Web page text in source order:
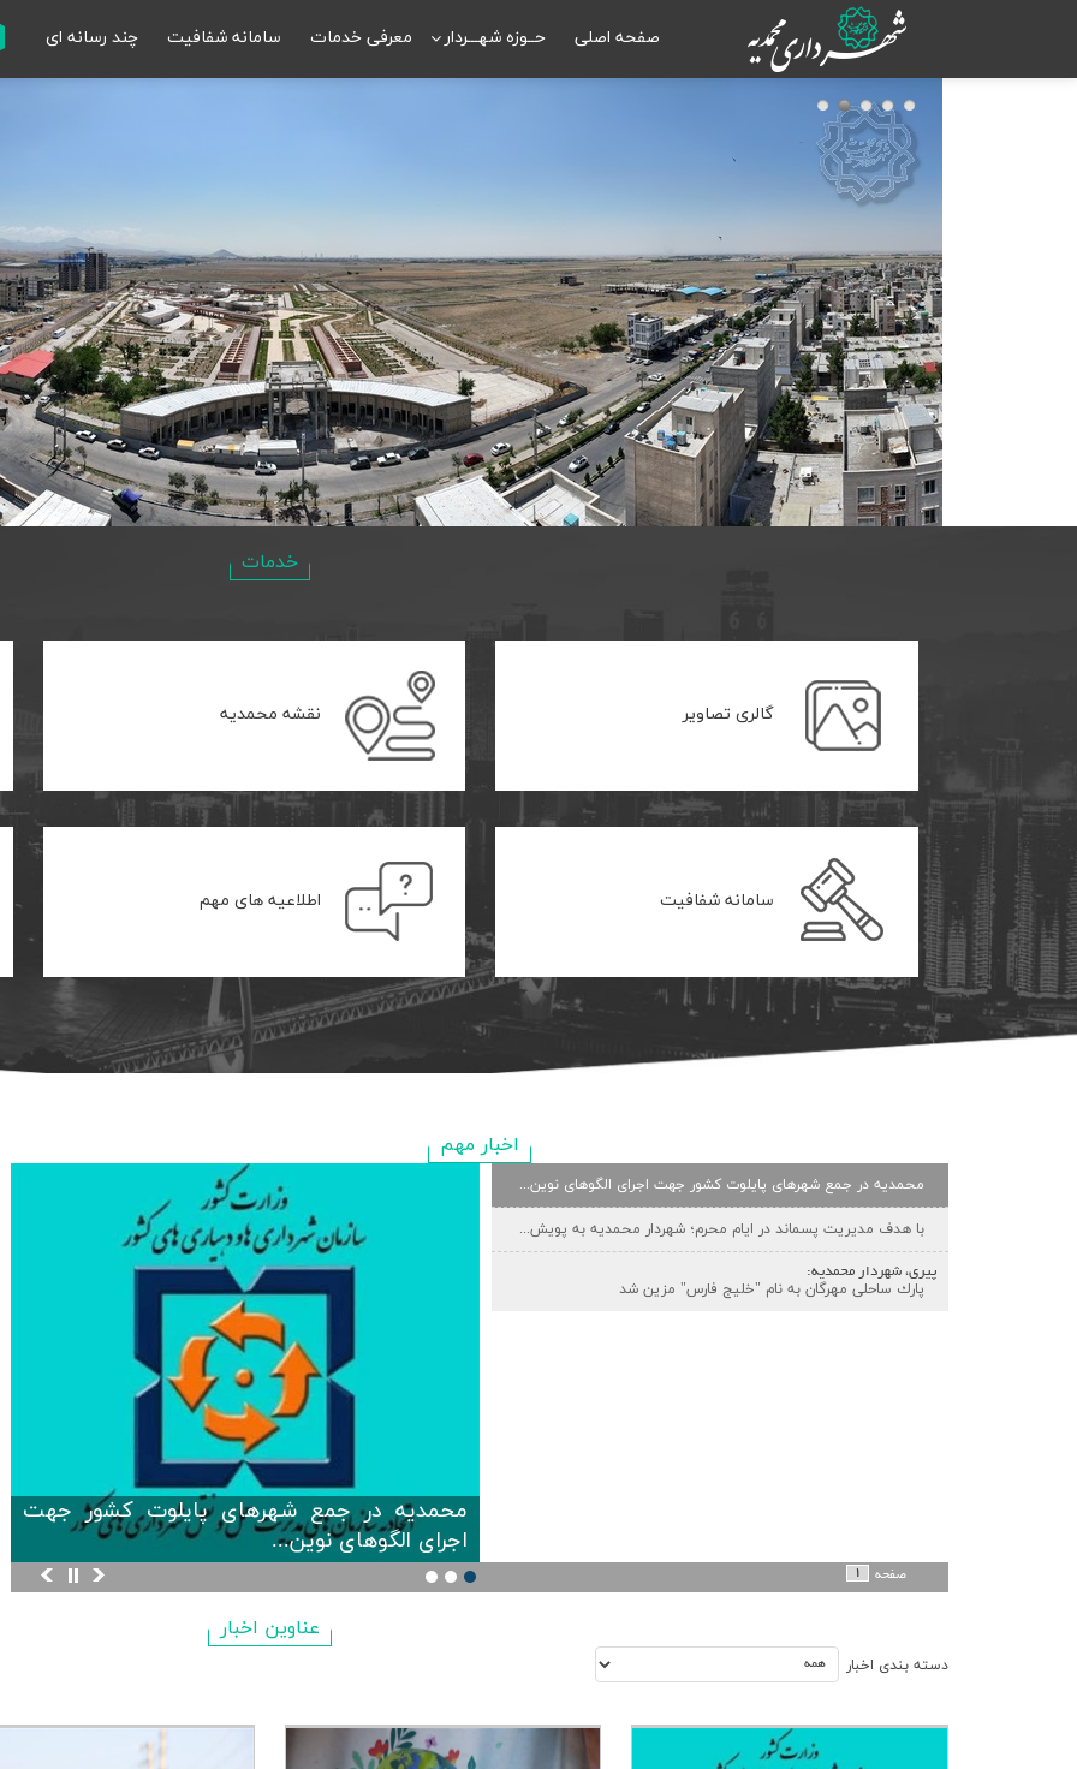
صفحه اصلی حــوزه شهـــردار معرفی خدمات سامانه شفافیت چند رسانه ای
خدمات
گالری تصاویر نقشه محمدیه
سامانه شفافیت اطلاعیه های مهم
اخبار مهم
محمدیه در جمع شهرهای پایلوت كشور جهت اجرای الگوهای نوین...
با هدف مدیریت پسماند در ایام محرم؛ شهردار محمدیه به پویش...
پیری، شهردار محمدیه:
پارك ساحلی مهرگان به نام "خلیج فارس" مزین شد
با هدف مدیریت پسماند در ایام محرم؛ شهردار
محمدیه به پویش...
صفحه 1
عناوین اخبار
دسته بندي اخبار